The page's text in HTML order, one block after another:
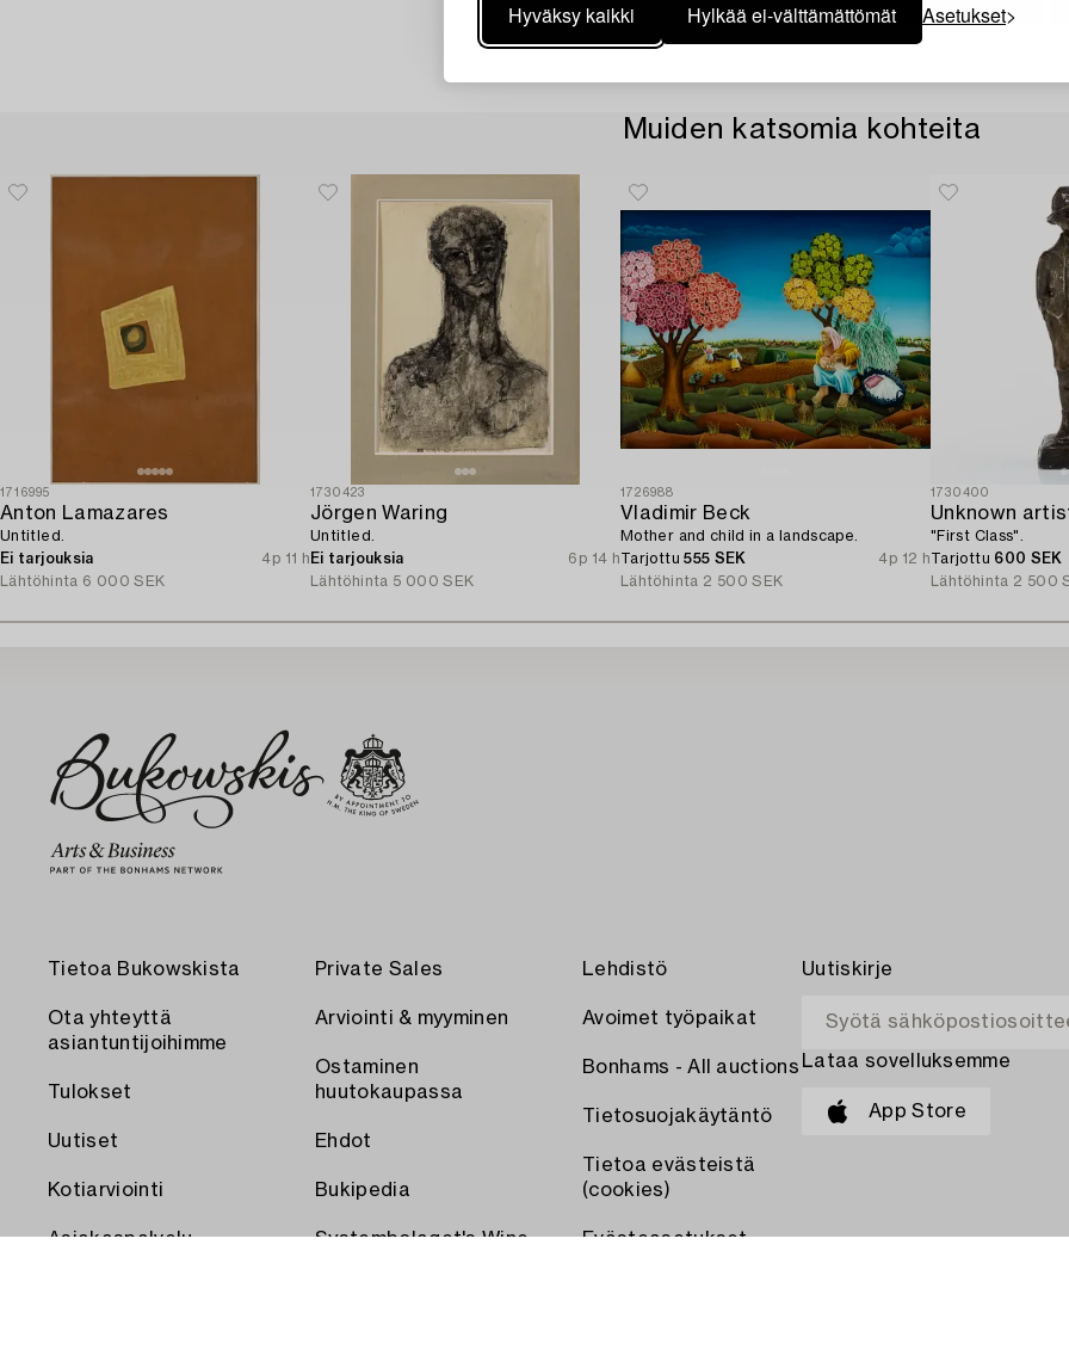
Hyväksy kaikki Hylkää ei-välttämättömät Asetukset
Muiden katsomia kohteita
1716995
Anton Lamazares
Untitled.
Ei tarjouksia
4p 11 h
Lähtöhinta 6 000 SEK
1730423
Jörgen Waring
Untitled.
Ei tarjouksia
6p 14 h
Lähtöhinta 5 000 SEK
1726988
Vladimir Beck
Mother and child in a landscape.
Tarjottu555 SEK
4p 12 h
Lähtöhinta 2 500 SEK
1730400
Unknown
"First Class".
Tarjottu 600 SEK
Lähtöhinta 2 500
Tietoa Bukowskista
Ota yhteyttä
asiantuntijoihimme
Tulokset
Uutiset
Kotiarviointi
Asiakaspalvelu
Private Sales
Arviointi & myyminen
Ostaminen
huutokaupassa
Ehdot
Bukipedia
Systembolaget's Wine
Lehdistö
Avoimet työpaikat
Bonhams - All auctions
Tietosuojakäytäntö
Tietoa evästeistä
(cookies)
Evästeasetukset
Uutiskirje
Lataa sovelluksemme
App Store